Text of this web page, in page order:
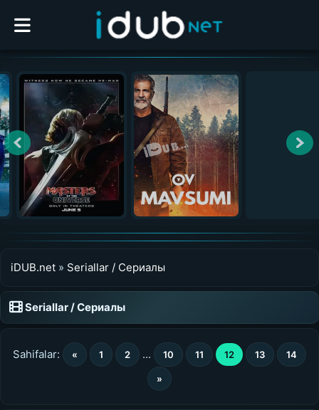
iDUB.net » Seriallar / Сериалы
Seriallar / Сериалы
Sahifalar: « 1 2 ... 10 11 12 13 14
»